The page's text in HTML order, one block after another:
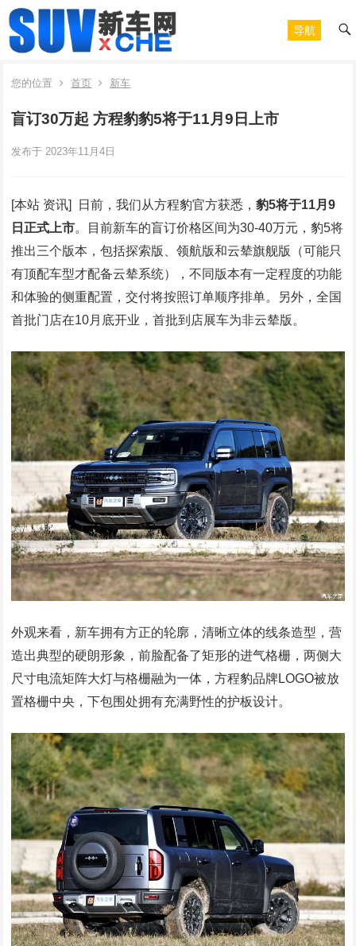
导航
您的位置 首页 新车
盲订30万起 方程豹豹5将于11月9日上市
发布于 2023年11月4日
[本站 资讯] 日前，我们从方程豹官方获悉，豹5将于11月9
日正式上市。目前新车的盲订价格区间为30-40万元，豹5将
推出三个版本，包括探索版、领航版和云辇旗舰版（可能只
有顶配车型才配备云辇系统），不同版本有一定程度的功能
和体验的侧重配置，交付将按照订单顺序排单。另外，全国
首批门店在10月底开业，首批到店展车为非云辇版。
外观来看，新车拥有方正的轮廓，清晰立体的线条造型，营
造出典型的硬朗形象，前脸配备了矩形的进气格栅，两侧大
尺寸电流矩阵大灯与格栅融为一体，方程豹品牌LOGO被放
置格栅中央，下包围处拥有充满野性的护板设计。